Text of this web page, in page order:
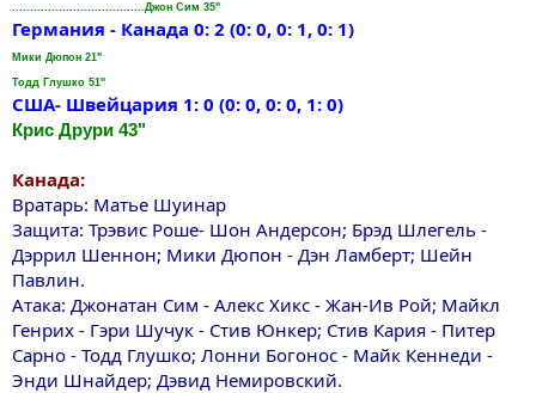
.....................................Джон Сим 35"
Германия - Канада 0: 2 (0: 0, 0: 1, 0: 1)
Мики Дюпон 21"
Тодд Глушко 51"
США- Швейцария 1: 0 (0: 0, 0: 0, 1: 0)
Крис Друри 43"
Канада:
Вратарь: Матье Шуинар
Защита: Трэвис Роше- Шон Андерсон; Брэд Шлегель -
Дэррил Шеннон; Мики Дюпон - Дэн Ламберт; Шейн
Павлин.
Атака: Джонатан Сим - Алекс Хикс - Жан-Ив Рой; Майкл
Генрих - Гэри Шучук - Стив Юнкер; Стив Кария - Питер
Сарно - Тодд Глушко; Лонни Богонос - Майк Кеннеди -
Энди Шнайдер; Дэвид Немировский.